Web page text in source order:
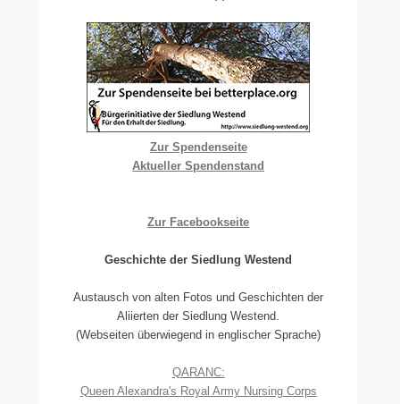
Zur Spendenseite
Aktueller Spendenstand
Zur Facebookseite
Geschichte der Siedlung Westend
Austausch von alten Fotos und Geschichten der
Aliierten der Siedlung Westend.
(Webseiten überwiegend in englischer Sprache)
QARANC:
Queen Alexandra's Royal Army Nursing Corps